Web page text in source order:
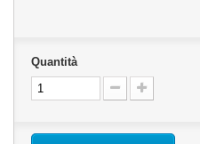
Quantità